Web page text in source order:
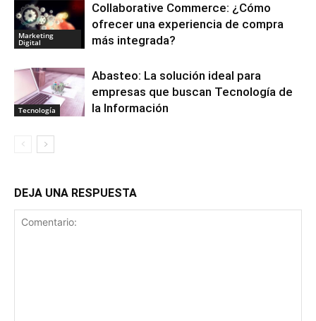
Marketing
Digital
Collaborative Commerce: ¿Cómo
ofrecer una experiencia de compra
más integrada?
Tecnología
Abasteo: La solución ideal para
empresas que buscan Tecnología de
la Información
DEJA UNA RESPUESTA